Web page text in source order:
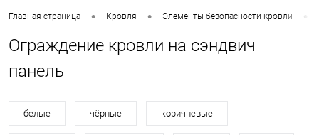
Главная страница • Кровля • Элементы безопасности кровли
Ограждение кровли на сэндвич
панель
белые чёрные коричневые